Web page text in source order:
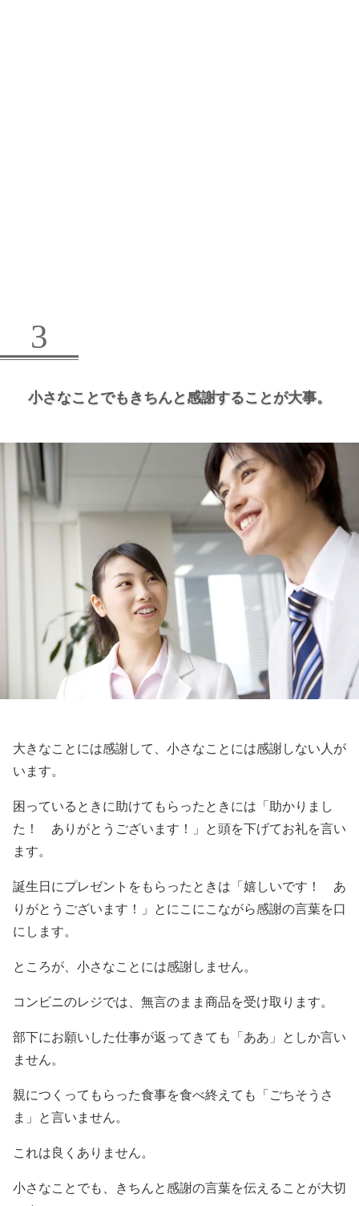
3
小さなことでもきちんと感謝することが大事。
大きなことには感謝して、小さなことには感謝しない人が
います。
困っているときに助けてもらったときには「助かりまし
た！ ありがとうございます！」と頭を下げてお礼を言い
ます。
誕生日にプレゼントをもらったときは「嬉しいです！ あ
りがとうございます！」とにこにこながら感謝の言葉を口
にします。
ところが、小さなことには感謝しません。
コンビニのレジでは、無言のまま商品を受け取ります。
部下にお願いした仕事が返ってきても「ああ」としか言い
ません。
親につくってもらった食事を食べ終えても「ごちそうさ
ま」と言いません。
これは良くありません。
小さなことでも、きちんと感謝の言葉を伝えることが大切